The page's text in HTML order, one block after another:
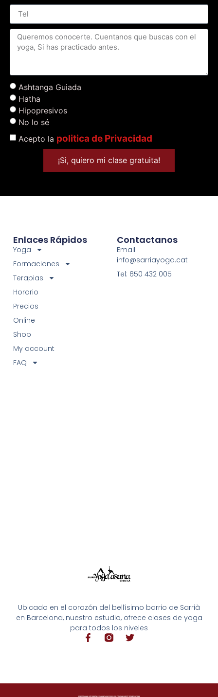
Ashtanga Guiada
Hatha
Hipopresivos
No lo sé
Acepto la politica de Privacidad
¡Si, quiero mi clase gratuita!
Ubicado en el corazón del bellísimo barrio de Sarrià
en Barcelona, nuestro estudio, ofrece clases de yoga
para todos los niveles
Enlaces Rápidos
Yoga
Formaciones
Terapias
Horario
Precios
Online
Shop
My account
FAQ
Contactanos
Email:
info@sarriayoga.cat
Tel: 650 432 005